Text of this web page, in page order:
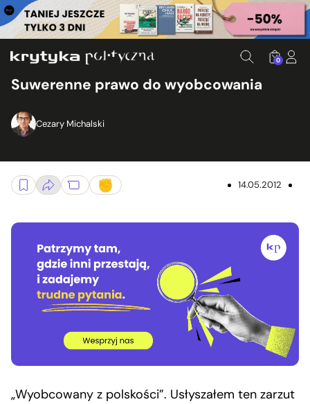
0
Suwerenne prawo do wyobcowania
Cezary Michalski
14.05.2012
„Wyobcowany z polskości”. Usłyszałem ten zarzut